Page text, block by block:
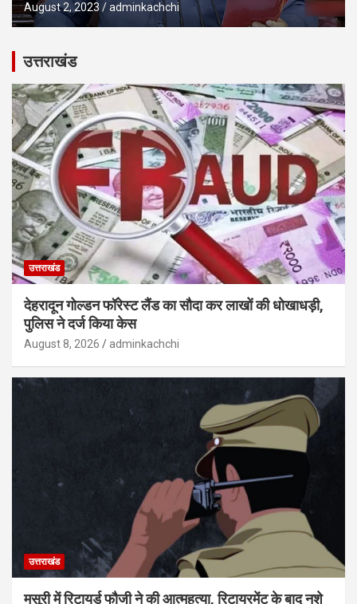
August 2, 2023 adminkachchi
उत्तराखंड
उत्तराखंड
देहरादून गोल्डन फॉरेस्ट लैंड का सौदा कर लाखों की धोखाधड़ी,
पुलिस ने दर्ज किया केस
August 8, 2026 adminkachchi
उत्तराखंड
मसूरी में रिटायर्ड फौजी ने की आत्महत्या, रिटायरमेंट के बाद नशे